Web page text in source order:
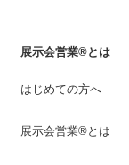
展示会営業®とは
はじめての方へ
展示会営業®とは